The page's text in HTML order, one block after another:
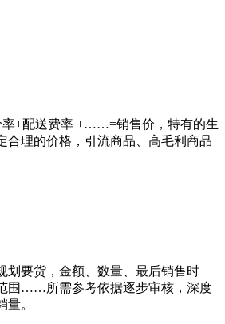
率+配送费率 +……=销售价，特有的生
合理的价格，引流商品、高毛利商品
划要货，金额、数量、最后销售时
围……所需参考依据逐步审核，深度
量。